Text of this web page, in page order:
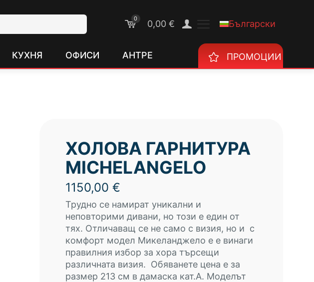
0 0,00 € Български
КУХНЯ ОФИСИ АНТРЕ ПРОМОЦИИ
ХОЛОВА ГАРНИТУРА
MICHELANGELO
1150,00 €
Трудно се намират уникални и
неповторими дивани, но този е един от
тях. Отличаващ се не само с визия, но и с
комфорт модел Микеланджело е е винаги
правилния избор за хора търсещи
различната визия. Обяванете цена е за
размер 213 см в дамаска кат.А. Моделът